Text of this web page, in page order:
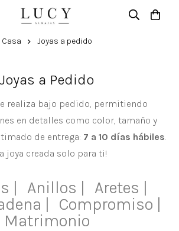
⁠Joyas a pedido
Casa ⁠Joyas a pedido
Joyas a Pedido
realiza bajo pedido, permitiendo
en detalles como color, tamaño y
de entrega: 7 a 10 días hábiles.
joya creada solo para ti!
| Anillos |
Aretes |
|
Compromiso |
Matrimonio